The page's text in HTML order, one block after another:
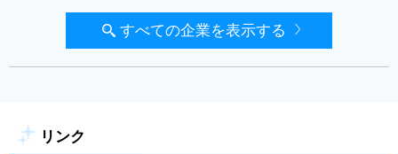
すべての企業を表示する
リンク